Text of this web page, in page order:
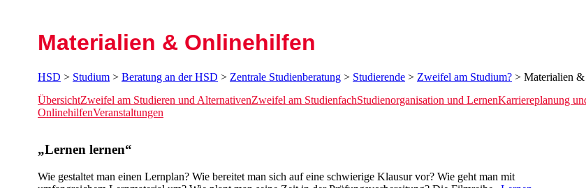
Ma­ter­ia­lien & On­line­hil­fen
HSD > Studium > Beratung an der HSD > Zentrale Studienberatung > Studierende > Zweifel am Studium? > Materialien
ÜbersichtZweifel am Studieren und AlternativenZweifel am StudienfachStudienorganisation und LernenKarriereplanung
OnlinehilfenVeranstaltungen
​​​​„Lernen lernen“​
Wie gestaltet man einen Lernplan? Wie bereitet man sich auf eine schwierige Klausur vor? Wie geht man mit